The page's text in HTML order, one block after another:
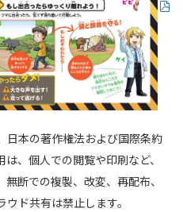
日本の著作権法および国際条約
、個人での閲覧や印刷など、
断での複製、改変、再配布、
ド共有は禁止します。